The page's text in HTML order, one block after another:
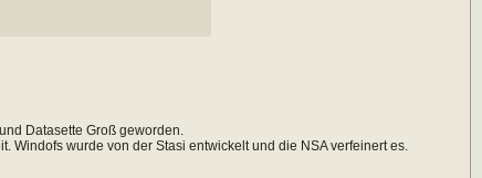
Datasette Groß geworden.
Windofs wurde von der Stasi entwickelt und die NSA verfeinert es.